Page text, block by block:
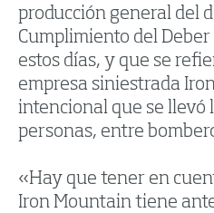
producción general del
Cumplimiento del
estos días, y que se
empresa siniestrada
intencional que se llevó
personas, entre
«Hay que tener en
Iron Mountain tiene